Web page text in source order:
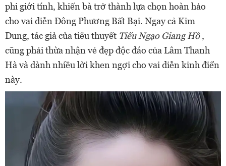
phi giới tính, khiến bà trở thành lựa chọn hoàn hảo
cho vai diễn Đông Phương Bất Bại. Ngay cả Kim
Dung, tác giả của tiểu thuyết Tiếu Ngạo Giang Hồ,
cũng phải thừa nhận vẻ đẹp độc đáo của Lâm Thanh
Hà và dành nhiều lời khen ngợi cho vai diễn kinh điển
này.